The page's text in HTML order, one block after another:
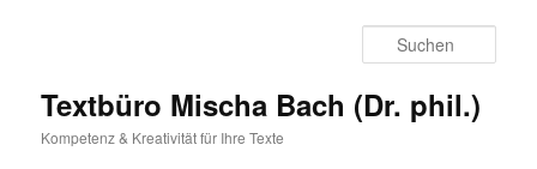
Textbüro Mischa Bach (Dr. phil.)
Kompetenz & Kreativität für Ihre Texte